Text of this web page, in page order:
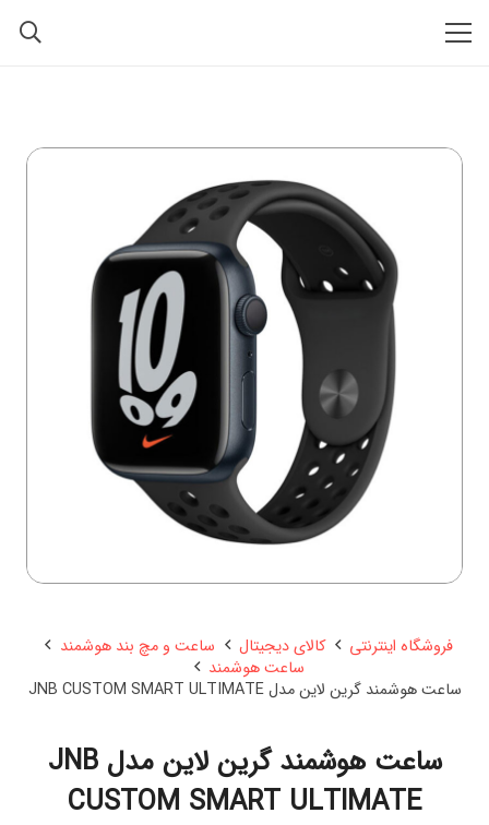
فروشگاه اینترنتی کالای دیجیتال
ساعت و مچ بند هوشمند
ساعت هوشمند
ساعت هوشمند گرین لاین مدل JNB CUSTOM SMART ULTIMATE
ساعت هوشمند گرین لاین مدل JNB
CUSTOM SMART ULTIMATE